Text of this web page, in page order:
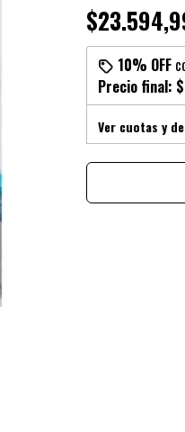
10% OFF
Precio final:
Ver cuotas y